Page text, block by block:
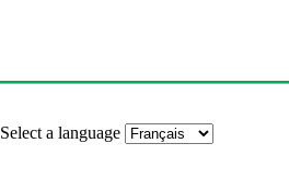
Select a language